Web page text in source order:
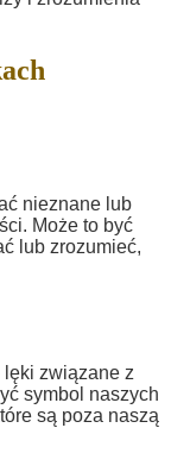
nieznane lub
Może to być
lub zrozumieć,
związane z
symbol naszych
są poza naszą